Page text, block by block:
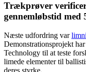
Trækprøver
gennemløbstid med
Næste udfordring var
Demonstrationsprojekt
Technology til at teste
limede elementer til
deres styrke.